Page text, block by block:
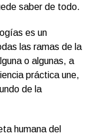
saber de todo.
es un
las ramas de la
o algunas, a
práctica une,
de la
humana del